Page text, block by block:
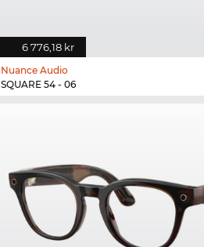
6 776,18 kr
Nuance Audio
SQUARE 54 - 06